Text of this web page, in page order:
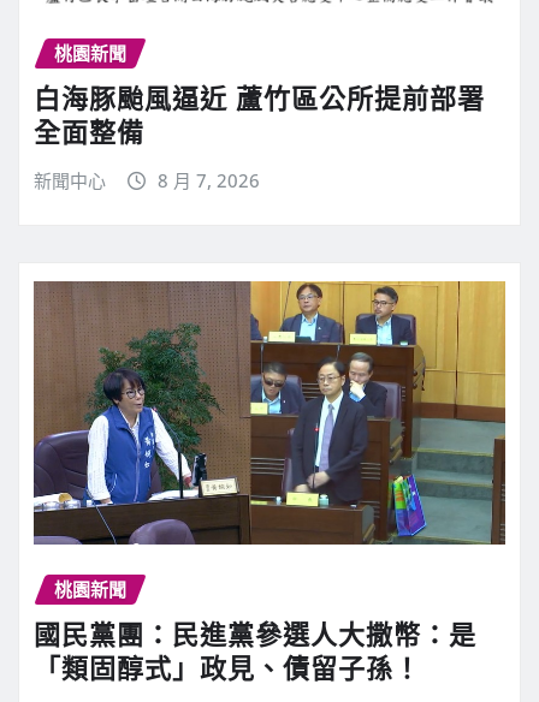
桃園新聞
白海豚颱風逼近 蘆竹區公所提前部署
全面整備
新聞中心 8 月 7, 2026
桃園新聞
國民黨團：民進黨參選人大撒幣：是
「類固醇式」政見、債留子孫！